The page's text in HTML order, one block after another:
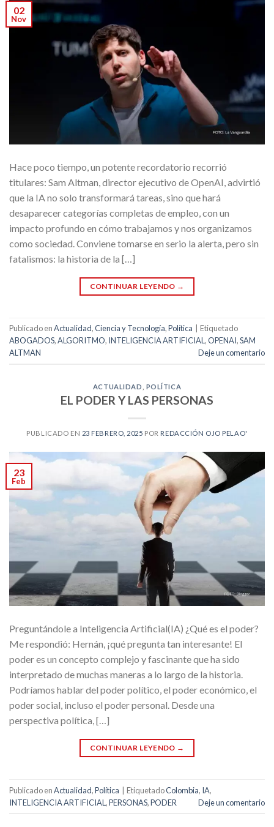
02
Nov
Hace poco tiempo, un potente recordatorio recorrió
titulares: Sam Altman, director ejecutivo de OpenAI, advirtió
que la IA no solo transformará tareas, sino que hará
desaparecer categorías completas de empleo, con un
impacto profundo en cómo trabajamos y nos organizamos
como sociedad. Conviene tomarse en serio la alerta, pero sin
fatalismos: la historia de la […]
CONTINUAR LEYENDO →
Publicado enActualidad,Ciencia y Tecnología,Política
Etiquetado
ABOGADOS,ALGORITMO, INTELIGENCIA ARTIFICIAL ,OPENAI,SAM
ALTMAN
Deje un comentario
ACTUALIDAD POLÍTICA
EL PODER Y LAS PERSONAS
PUBLICADO EN 23 FEBRERO, 2025 POR REDACCIÓN OJO PELAO'
23
Feb
Preguntándole a Inteligencia Artificial(IA) ¿Qué es el poder?
Me respondió: Hernán, ¡qué pregunta tan interesante! El
poder es un concepto complejo y fascinante que ha sido
interpretado de muchas maneras a lo largo de la historia.
Podríamos hablar del poder político, el poder económico, el
poder social, incluso el poder personal. Desde una
perspectiva política, […]
CONTINUAR LEYENDO →
Publicado enActualidad,Política EtiquetadoColombia, IA,
INTELIGENCIA ARTIFICIAL ,PERSONAS,PODER Deje un comentario